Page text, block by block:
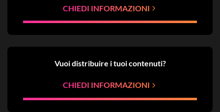
CHIEDI INFORMAZIONI
Vuoi distribuire i tuoi contenuti?
CHIEDI INFORMAZIONI